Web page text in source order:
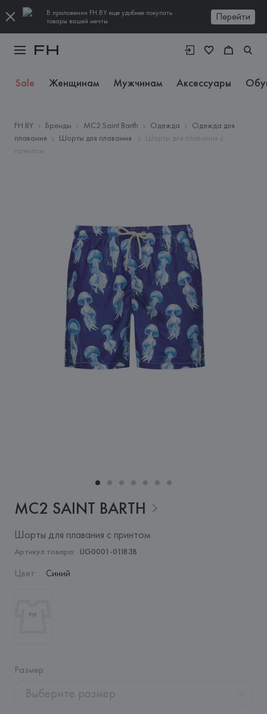
В приложении FH.BY еще удобнее покупать
товары вашей мечты
Перейти
Sale Женщинам Мужчинам Аксессуары
FH.BY Бренды MC2 Saint Barth Одежда
Одежда для
плавания
Шорты для плавания
Шорты для плавания с
принтом
MC2 SAINT BARTH
Шорты для плавания с принтом
Артикул товара: LIG0001-01183B
Цвет: Синий
Размер:
Выберите размер